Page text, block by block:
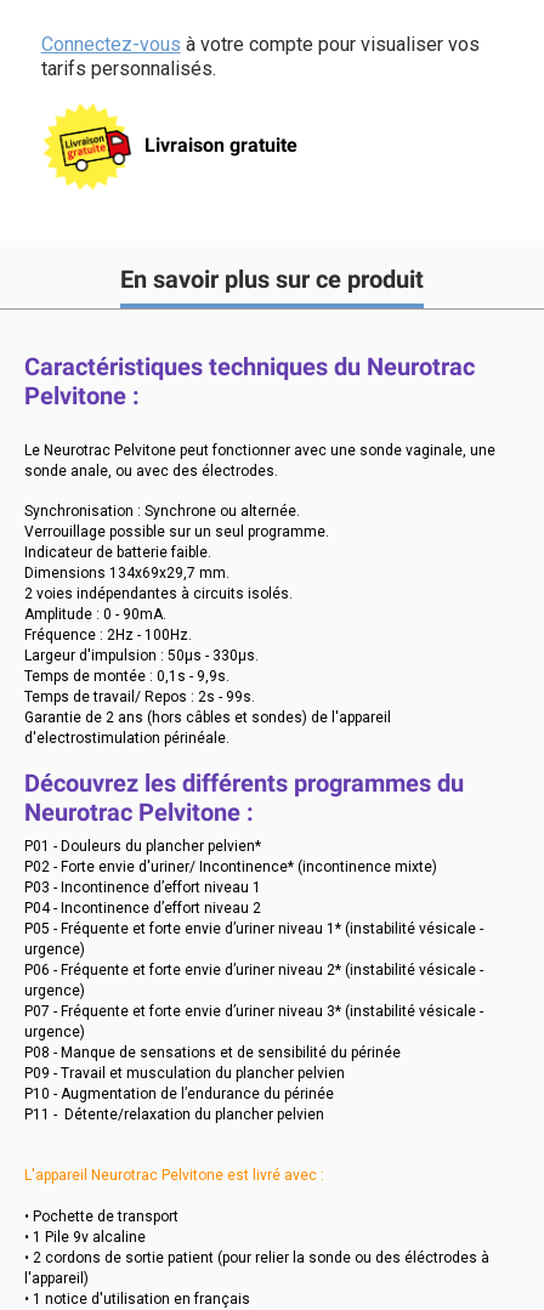
Connectez-vous à votre compte pour visualiser vos
tarifs personnalisés.
Livraison gratuite
En savoir plus sur ce produit
Caractéristiques techniques du Neurotrac
Pelvitone :
Le Neurotrac Pelvitone peut fonctionner avec une sonde vaginale, une
sonde anale, ou avec des électrodes.
Synchronisation : Synchrone ou alternée.
Verrouillage possible sur un seul programme.
Indicateur de batterie faible.
Dimensions 134x69x29,7 mm.
2 voies indépendantes à circuits isolés.
Amplitude : 0 - 90mA.
Fréquence : 2Hz - 100Hz.
Largeur d'impulsion : 50μs - 330μs.
Temps de montée : 0,1s - 9,9s.
Temps de travail/ Repos : 2s - 99s.
Garantie de 2 ans (hors câbles et sondes) de l'appareil
d'electrostimulation périnéale.
Découvrez les différents programmes du
Neurotrac Pelvitone :
P01 - Douleurs du plancher pelvien*
P02 - Forte envie d'uriner/ Incontinence* (incontinence mixte)
P03 - Incontinence d’effort niveau 1
P04 - Incontinence d’effort niveau 2
P05 - Fréquente et forte envie d’uriner niveau 1* (instabilité vésicale -
urgence)
P06 - Fréquente et forte envie d’uriner niveau 2* (instabilité vésicale -
urgence)
P07 - Fréquente et forte envie d’uriner niveau 3* (instabilité vésicale -
urgence)
P08 - Manque de sensations et de sensibilité du périnée
P09 - Travail et musculation du plancher pelvien
P10 - Augmentation de l’endurance du périnée
P11 - Détente/relaxation du plancher pelvien
L'appareil Neurotrac Pelvitone est livré avec :
• Pochette de transport
• 1 Pile 9v alcaline
• 2 cordons de sortie patient (pour relier la sonde ou des éléctrodes à
l'appareil)
• 1 notice d'utilisation en français